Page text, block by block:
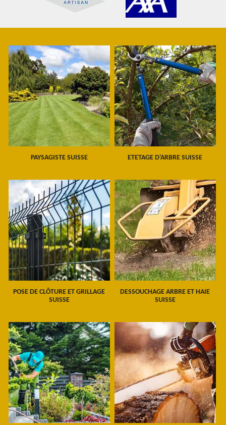
PAYSAGISTE SUISSE ETETAGE D'ARBRE SUISSE
POSE DE CLÔTURE ET GRILLAGE
SUISSE
DESSOUCHAGE ARBRE ET HAIE
SUISSE